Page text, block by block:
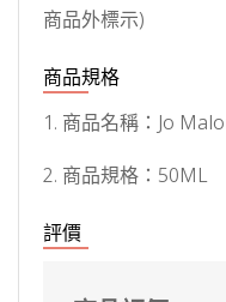
商品外標示)
商品規格
1. 商品名稱：Jo
2. 商品規格：50ML
評價